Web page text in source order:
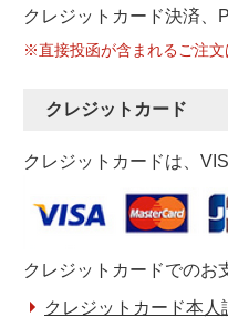
クレジットカード決済、
※直接投函が含まれるご注文
クレジットカード
クレジットカードは、
クレジットカードでのお
クレジットカード本